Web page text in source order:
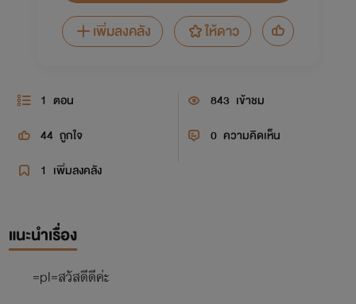
เพิ่มลงคลัง
ให้ดาว
1 ตอน 843 เข้าชม
44 ถูกใจ 0 ความคิดเห็น
1 เพิ่มลงคลัง
แนะนำเรื่อง
=pl=สวัสดีดีค่ะ